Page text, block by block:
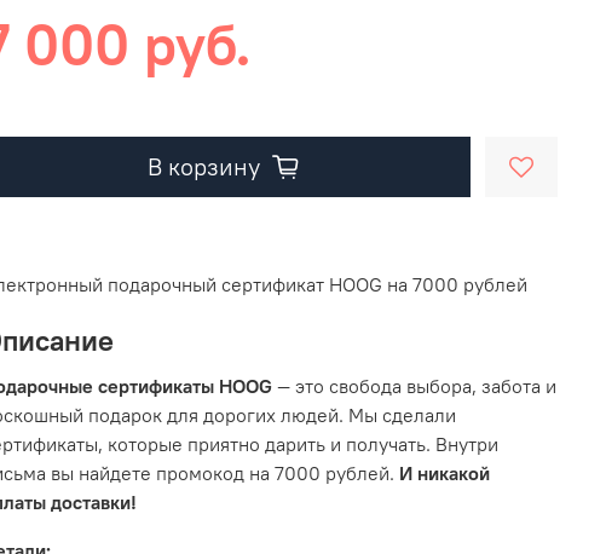
000 руб.
В корзину
подарочный сертификат HOOG на 7000 рублей
сертификаты HOOG — это свобода выбора, забота и
подарок для дорогих людей. Мы сделали
которые приятно дарить и получать. Внутри
вы найдете промокод на 7000 рублей. И никакой
доставки!